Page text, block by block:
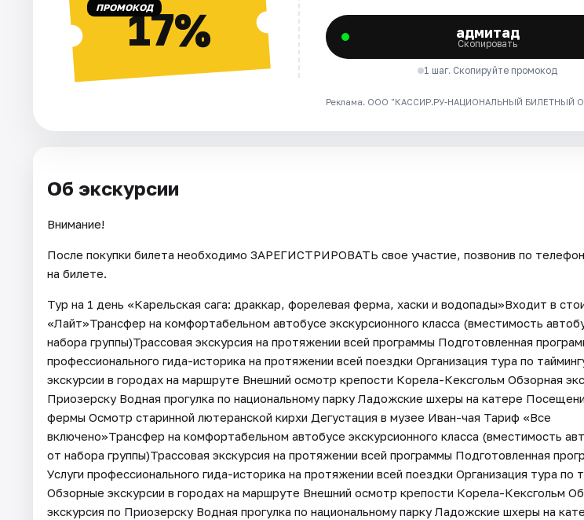
ПРОМОКОД17% адмитад
Скопировать
1 шаг. Скопируйте промокод
Реклама. ООО "КАССИР.РУ-НАЦИОНАЛЬНЫЙ БИЛЕТНЫЙ
Об экскурсии
Внимание!
После покупки билета необходимо ЗАРЕГИСТРИРОВАТЬ свое участие, позвонив по
на билете.
Тур на 1 день «Карельская сага: драккар, форелевая ферма, хаски и водопады»Входит в
«Лайт»Трансфер на комфортабельном автобусе экскурсионного класса (вместимость
набора группы)Трассовая экскурсия на протяжении всей программы Подготовленная
профессионального гида-историка на протяжении всей поездки Организация тура по
экскурсии в городах на маршруте Внешний осмотр крепости Корела-Кексгольм Обзорная
Приозерску Водная прогулка по национальному парку Ладожские шхеры на катере
фермы Осмотр старинной лютеранской кирхи Дегустация в музее Иван-чая Тариф «Все
включено»Трансфер на комфортабельном автобусе экскурсионного класса (вместимость
от набора группы)Трассовая экскурсия на протяжении всей программы Подготовленная
Услуги профессионального гида-историка на протяжении всей поездки Организация тура по
Обзорные экскурсии в городах на маршруте Внешний осмотр крепости Корела-Кексгольм
экскурсия по Приозерску Водная прогулка по национальному парку Ладожские шхеры на